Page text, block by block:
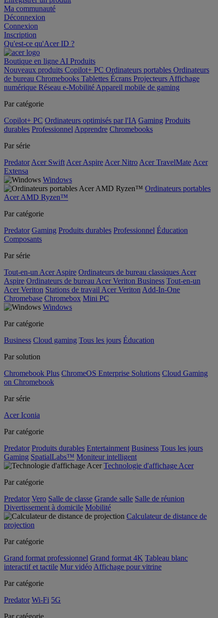
Ma communauté
Déconnexion
Connexion
Inscription
Qu'est-ce qu'Acer ID ?
Boutique en ligne AI Produits
Nouveaux produits Copilot+ PC Ordinateurs portables Ordinateurs
de bureau Chromebooks Tablettes Écrans Projecteurs Affichage
numérique Réseau e-Mobilité Appareil mobile de gaming
Par catégorie
Copilot+ PC Ordinateurs optimisés par l'IA Gaming Produits
durables Professionnel Apprendre Chromebooks
Par série
Predator Acer Swift Acer Aspire Acer Nitro Acer TravelMate Acer
Extensa
Windows
Ordinateurs portables
Acer AMD Ryzen™
Par catégorie
Predator Gaming Produits durables Professionnel Éducation
Composants
Par série
Tout-en-un Acer Aspire Ordinateurs de bureau classiques Acer
Aspire Ordinateurs de bureau Acer Veriton Business Tout-en-un
Acer Veriton Stations de travail Acer Veriton Add-In-One
Chromebase Chromebox Mini PC
Windows
Par catégorie
Business Cloud gaming Tous les jours Éducation
Par solution
Chromebook Plus ChromeOS Enterprise Solutions Cloud Gaming
on Chromebook
Par série
Acer Iconia
Par catégorie
Predator Produits durables Entertainment Business Tous les jours
Gaming SpatialLabs™ Moniteur intelligent
Technologie d'affichage Acer
Par catégorie
Predator Vero Salle de classe Grande salle Salle de réunion
Divertissement à domicile Mobilité
Calculateur de distance de
projection
Par catégorie
Grand format professionnel Grand format 4K Tableau blanc
interactif et tactile Mur vidéo Affichage pour vitrine
Par catégorie
Predator Wi-Fi 5G
Par catégorie